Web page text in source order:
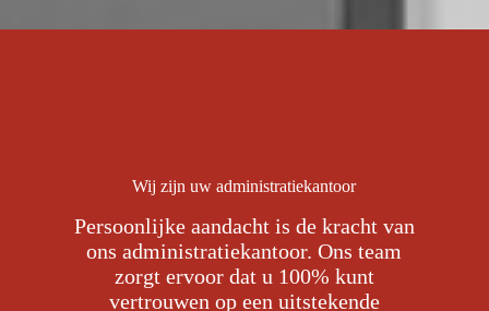
Wij zijn uw administratiekantoor
Persoonlijke aandacht is de kracht van
ons administratiekantoor. Ons team
zorgt ervoor dat u 100% kunt
vertrouwen op een uitstekende